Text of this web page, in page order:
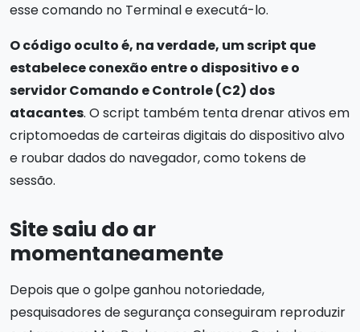
esse comando no Terminal e executá-lo.
O código oculto é, na verdade, um script que
estabelece conexão entre o dispositivo e o
servidor Comando e Controle (C2) dos
atacantes. O script também tenta drenar ativos em
criptomoedas de carteiras digitais do dispositivo alvo
e roubar dados do navegador, como tokens de
sessão.
Site saiu do ar
momentaneamente
Depois que o golpe ganhou notoriedade,
pesquisadores de segurança conseguiram reproduzir